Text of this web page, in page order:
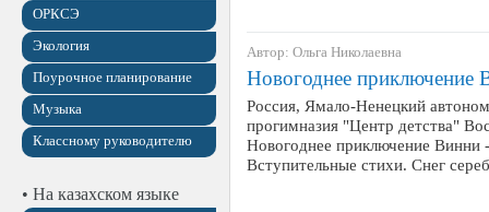
ОРКСЭ
Экология
Поурочное планирование
Музыка
Классному руководителю
• На казахском языке
Автор: Ольга Николаевна
Новогоднее приключение
Россия, Ямало-Ненецкий
прогимназия "Центр детства"
Новогоднее приключение Винни
Вступительные стихи. Снег